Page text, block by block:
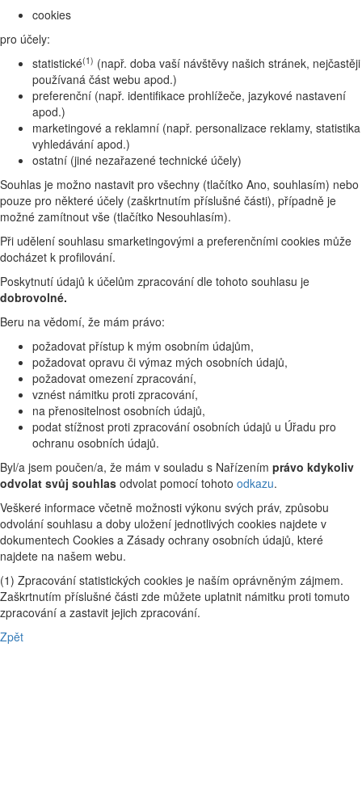
cookies
pro účely:
statistické(1) (např. doba vaší návštěvy našich stránek, nejčastěji
používaná část webu apod.)
preferenční (např. identifikace prohlížeče, jazykové nastavení
apod.)
marketingové a reklamní (např. personalizace reklamy, statistika
vyhledávání apod.)
ostatní (jiné nezařazené technické účely)
Souhlas je možno nastavit pro všechny (tlačítko Ano, souhlasím) nebo
pouze pro některé účely (zaškrtnutím příslušné části), případně je
možné zamítnout vše (tlačítko Nesouhlasím).
Při udělení souhlasu smarketingovými a preferenčními cookies může
docházet k profilování.
Poskytnutí údajů k účelům zpracování dle tohoto souhlasu je
dobrovolné.
Beru na vědomí, že mám právo:
požadovat přístup k mým osobním údajům,
požadovat opravu či výmaz mých osobních údajů,
požadovat omezení zpracování,
vznést námitku proti zpracování,
na přenositelnost osobních údajů,
podat stížnost proti zpracování osobních údajů u Úřadu pro
ochranu osobních údajů.
Byl/a jsem poučen/a, že mám v souladu s Nařízením právo kdykoliv
odvolat svůj souhlas odvolat pomocí tohoto odkazu.
Veškeré informace včetně možnosti výkonu svých práv, způsobu
odvolání souhlasu a doby uložení jednotlivých cookies najdete v
dokumentech Cookies a Zásady ochrany osobních údajů, které
najdete na našem webu.
(1) Zpracování statistických cookies je naším oprávněným zájmem.
Zaškrtnutím příslušné části zde můžete uplatnit námitku proti tomuto
zpracování a zastavit jejich zpracování.
Zpět